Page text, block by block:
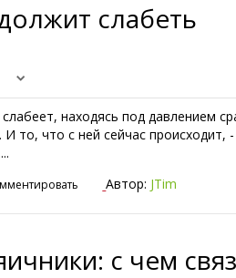
слабеть
находясь под давлением
то, что с ней сейчас происходит, -
Автор: JTim
с чем